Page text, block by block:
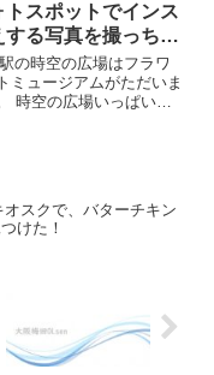
トスポットでインス
する写真を撮っちゃ
の時空の広場はフラワ
ミュージアムがただいま
時空の広場いっぱいに
にインスタ映えスポッ
スクで、バターチキン
けた！